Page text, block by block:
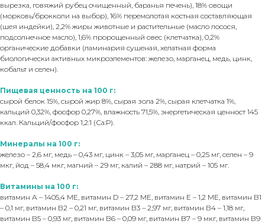
вырезка, говяжий рубец очищенный, баранья печень), 18% овощи
(морковь/брокколи на выбор), 16% перемолотая костная составляющая
(шея индейки), 2,2% жиры животные и растительные (масло лосося,
подсолнечное масло), 1,6% пророщенный овес (клетчатка), 0,2%
органические добавки (ламинария сушеная, хелатная форма
биологически активных микроэлементов: железо, марганец, медь, цинк,
кобальт и селен).
Пищевая ценность на 100 г:
сырой белок 15%, сырой жир 8%, сырая зола 2%, сырая клетчатка 1%,
кальций 0,32%, фосфор 0,27%, влажность 71,5%, энергетическая ценност 145
ккал. Кальций/фосфор 1,2:1 (Са:Р).
Минералы на 100 г:
железо – 2,6 мг, медь – 0,43 мг, цинк – 3,05 мг, марганец – 0,25 мг, селен – 9
мкг, йод – 58,4 мкг, магний – 29 мг, калий – 288 мг, натрий – 105 мг.
Витамины на 100 г:
витамин А – 1405,4 МЕ, витамин D – 27,2 МЕ, витамин Е – 1,2 МЕ, витамин В1
– 0,1 мг, витамин В2 – 0,21 мг, витамин В3 – 2,97 мг, витамин В4 – 1,18 мг,
витамин В5 – 0,93 мг, витамин В6 – 0,09 мг, витамин B7 – 9 мкг, витамин В9